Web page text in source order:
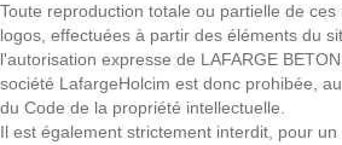
Toute reproduction totale ou partielle de
logos, effectuées à partir des éléments du
l'autorisation expresse de LAFARGE
société LafargeHolcim est donc prohibée,
du Code de la propriété intellectuelle.
Il est également strictement interdit, pour